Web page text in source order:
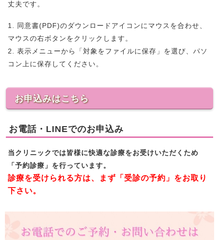
丈夫です。
1. 同意書(PDF)のダウンロードアイコンにマウスを合わせ、
マウスの右ボタンをクリックします。
2. 表示メニューから「対象をファイルに保存」を選び、パソ
コン上に保存してください。
お申込みはこちら
お電話・LINEでのお申込み
当クリニックでは皆様に快適な診療をお受けいただくため
「予約診療」を行っています。
診療を受けられる方は、まず「受診の予約」をお取り
下さい。